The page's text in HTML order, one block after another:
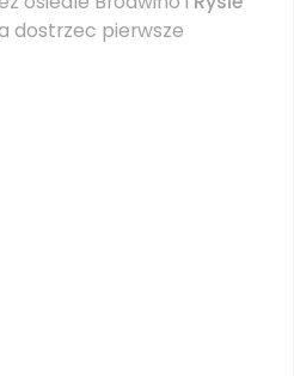
dostrzec pierwsze